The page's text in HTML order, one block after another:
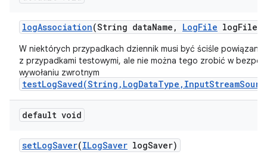
logAssociation(String dataName , LogFile logFile)
W niektórych przypadkach dziennik musi być ściśle powiązany
z przypadkami testowymi, ale nie można tego zrobić w
wywołaniu zwrotnym
default void
setLogSaver(ILogSaver logSaver)